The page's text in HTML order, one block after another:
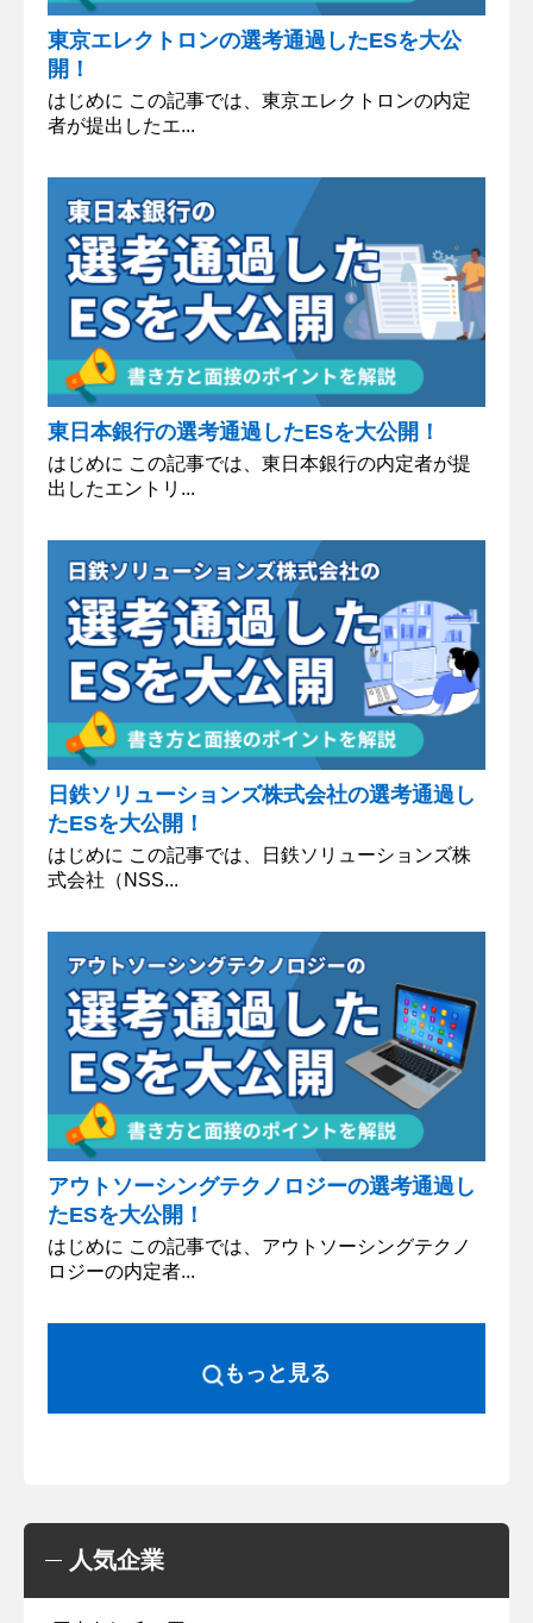
東京エレクトロンの選考通過したESを大公
開！
はじめに この記事では、東京エレクトロンの内定
者が提出したエ...
東日本銀行の選考通過したESを大公開！
はじめに この記事では、東日本銀行の内定者が提
出したエントリ...
日鉄ソリューションズ株式会社の選考通過し
たESを大公開！
はじめに この記事では、日鉄ソリューションズ株
式会社（NSS...
アウトソーシングテクノロジーの選考通過し
たESを大公開！
はじめに この記事では、アウトソーシングテクノ
ロジーの内定者...
もっと見る
人気企業